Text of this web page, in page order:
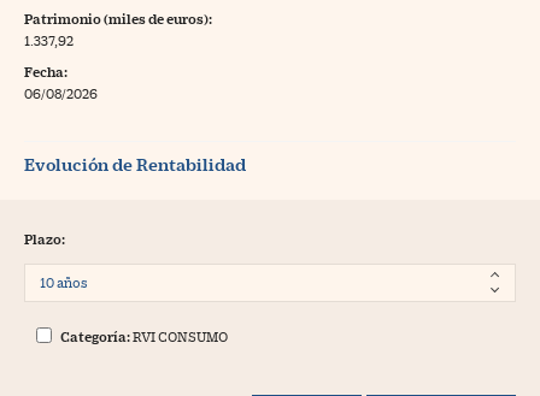
Patrimonio (miles de euros):
1.337,92
Fecha:
06/08/2026
Evolución de Rentabilidad
Plazo:
Categoría:RVI CONSUMO